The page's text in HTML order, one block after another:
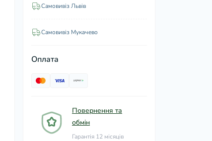
Самовивіз Львів
Самовивіз Мукачево
Оплата
Повернення та
обмін
Гарантія 12 місяців